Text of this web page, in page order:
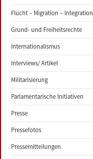
Flucht – Migration – Integration
Grund- und Freiheitsrechte
Internationalismus
Interviews/ Artikel
Militarisierung
Parlamentarische Initiativen
Presse
Pressefotos
Pressemitteilungen